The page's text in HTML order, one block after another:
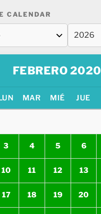
CALENDAR
FEBRERO 2020
MAR MIÉ JUE
3 4 5 6
10 11 12 13
17 18 19 20